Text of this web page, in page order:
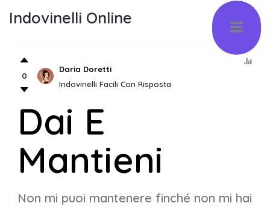
Indovinelli Online
0
Daria Doretti
Indovinelli Facili Con Risposta
Dai E
Mantieni
Non mi puoi mantenere finché non mi hai